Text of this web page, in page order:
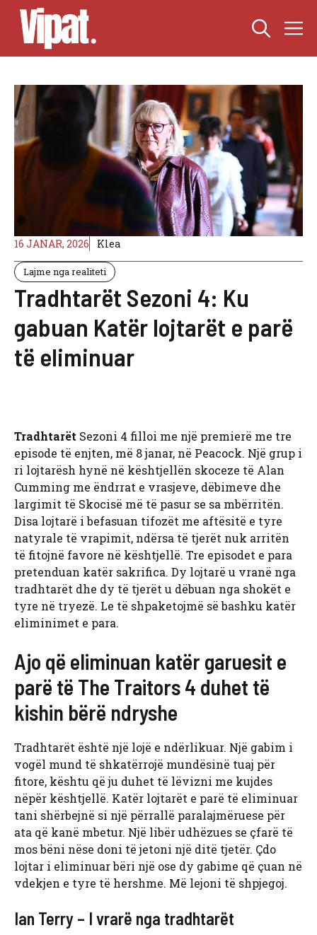
Skip
content
16 JANAR, 2026 Klea
Lajme nga realiteti
Tradhtarët Sezoni 4: Ku
gabuan Katër lojtarët e parë
të eliminuar
Tradhtarët Sezoni 4 filloi me një premierë me tre
episode të enjten, më 8 janar, në Peacock. Një grup i
ri lojtarësh hynë në kështjellën skoceze të Alan
Cumming me ëndrrat e vrasjeve, dëbimeve dhe
largimit të Skocisë më të pasur se sa mbërritën.
Disa lojtarë i befasuan tifozët me aftësitë e tyre
natyrale të vrapimit, ndërsa të tjerët nuk arritën
të fitojnë favore në kështjellë. Tre episodet e para
pretenduan katër sakrifica. Dy lojtarë u vranë nga
tradhtarët dhe dy të tjerët u dëbuan nga shokët e
tyre në tryezë. Le të shpaketojmë së bashku katër
eliminimet e para.
Ajo që eliminuan katër garuesit e
parë të The Traitors 4 duhet të
kishin bërë ndryshe
Tradhtarët është një lojë e ndërlikuar. Një gabim i
vogël mund të shkatërrojë mundësinë tuaj për
fitore, kështu që ju duhet të lëvizni me kujdes
nëpër kështjellë. Katër lojtarët e parë të eliminuar
tani shërbejnë si një përrallë paralajmëruese për
ata që kanë mbetur. Një libër udhëzues se çfarë të
mos bëni nëse doni të jetoni një ditë tjetër. Çdo
lojtar i eliminuar bëri një ose dy gabime që çuan në
vdekjen e tyre të hershme. Më lejoni të shpjegoj.
Ian Terry – I vrarë nga tradhtarët